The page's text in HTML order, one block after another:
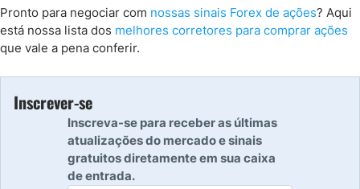
Pronto para negociar com nossas sinais Forex de ações? Aqui
está nossa lista dos melhores corretores para comprar ações
que vale a pena conferir.
Inscrever-se
Inscreva-se para receber as últimas
atualizações do mercado e sinais
gratuitos diretamente em sua caixa
de entrada.